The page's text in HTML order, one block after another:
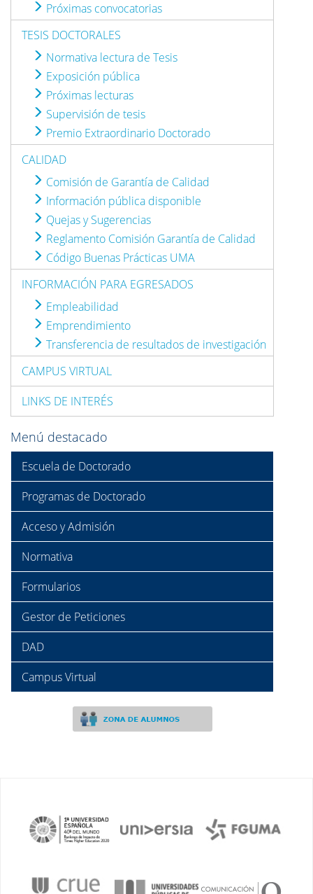
Próximas convocatorias
TESIS DOCTORALES
Normativa lectura de Tesis
Exposición pública
Próximas lecturas
Supervisión de tesis
Premio Extraordinario Doctorado
CALIDAD
Comisión de Garantía de Calidad
Información pública disponible
Quejas y Sugerencias
Reglamento Comisión Garantía de Calidad
Código Buenas Prácticas UMA
INFORMACIÓN PARA EGRESADOS
Empleabilidad
Emprendimiento
Transferencia de resultados de investigación
CAMPUS VIRTUAL
LINKS DE INTERÉS
Menú destacado
Escuela de Doctorado
Programas de Doctorado
Acceso y Admisión
Normativa
Formularios
Gestor de Peticiones
DAD
Campus Virtual